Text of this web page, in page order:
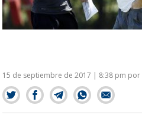
15 de septiembre de 2017 | 8:38 pm por